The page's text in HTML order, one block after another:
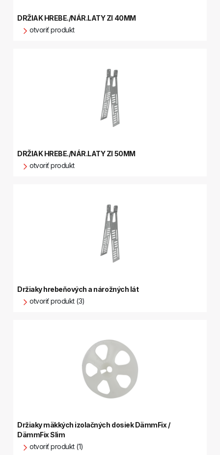
DRŽIAK HREBE./NÁR.LATY ZI 40MM
otvoriť produkt
DRŽIAK HREBE./NÁR.LATY ZI 50MM
otvoriť produkt
Držiaky hrebeňových a nárožných lát
otvoriť produkt (3)
Držiaky mäkkých izolačných dosiek DämmFix /
DämmFix Slim
otvoriť produkt (1)